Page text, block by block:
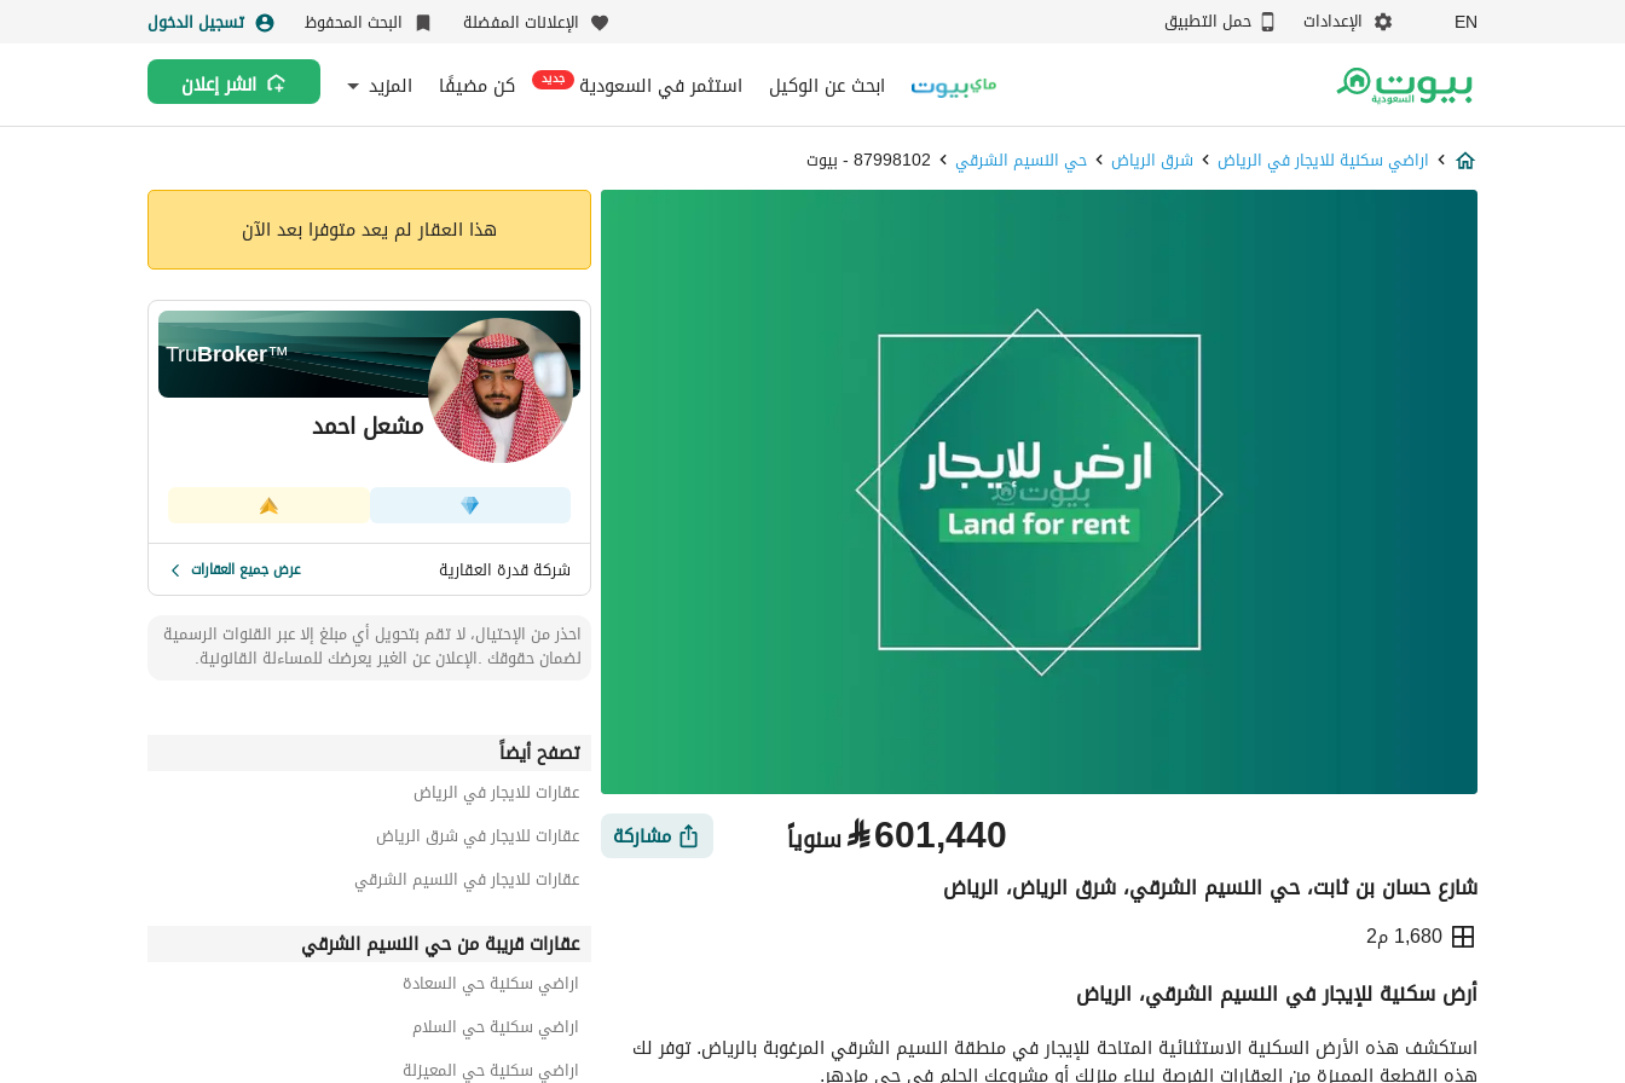
EN الإعدادات حمل التطبيق الإعلانات المفضلة البحث المحفوظ تسجيل الدخول
ابحث عن الوكيل استثمر في السعودية جديد كن مضيفًا المزيد انشر إعلان
اراضي سكنية للايجار في الرياض شرق الرياض حي النسيم الشرقي 87998102 - بيوت
⃁601,440 سنوياً مشاركة
شارع حسان بن ثابت، حي النسيم الشرقي، شرق الرياض، الرياض
1,680 م2
معلومات ترخيص الإعلان
أرض سكنية للإيجار في النسيم الشرقي، الرياض
هذه القطعة المميزة من العقارات الفرصة لبناء منزلك أو مشروعك الحلم في حي مزدهر.
هذا العقار لم يعد متوفرا بعد الآن
TruBroker™
مشعل احمد
شركة قدرة العقارية عرض جميع العقارات
احذر من الإحتيال، لا تقم بتحويل أي مبلغ إلا عبر القنوات الرسمية
لضمان حقوقك .الإعلان عن الغير يعرضك للمساءلة القانونية.
تصفح أيضاً
عقارات للايجار في الرياض
عقارات للايجار في شرق الرياض
عقارات للايجار في النسيم الشرقي
عقارات قريبة من حي النسيم الشرقي
اراضي سكنية حي السعادة
اراضي سكنية حي السلام
اراضي سكنية حي المعيزلة